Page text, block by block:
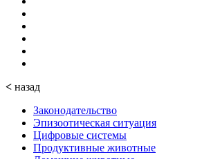
< назад
Законодательство
Эпизоотическая ситуация
Цифровые системы
Продуктивные животные